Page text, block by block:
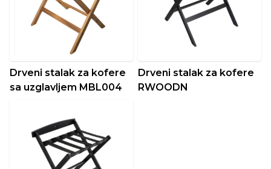
Drveni stalak za kofere
sa uzglavljem MBL004
Drveni stalak za kofere
RWOODN